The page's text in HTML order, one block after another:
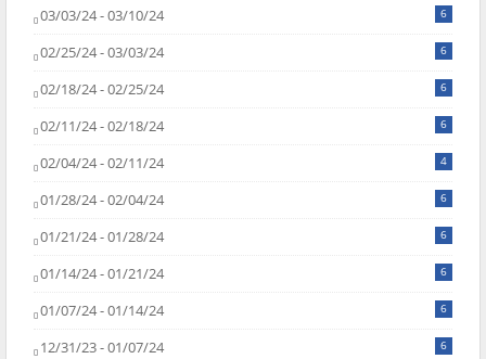
03/03/24 - 03/10/24 6
02/25/24 - 03/03/24 6
02/18/24 - 02/25/24 6
02/11/24 - 02/18/24 6
02/04/24 - 02/11/24 4
01/28/24 - 02/04/24 6
01/21/24 - 01/28/24 6
01/14/24 - 01/21/24 6
01/07/24 - 01/14/24 6
12/31/23 - 01/07/24 6